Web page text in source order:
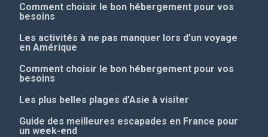
Comment choisir le bon hébergement pour vos
besoins
Les activités à ne pas manquer lors d’un voyage
en Amérique
Comment choisir le bon hébergement pour vos
besoins
Les plus belles plages d’Asie à visiter
Guide des meilleures escapades en France pour
un week-end